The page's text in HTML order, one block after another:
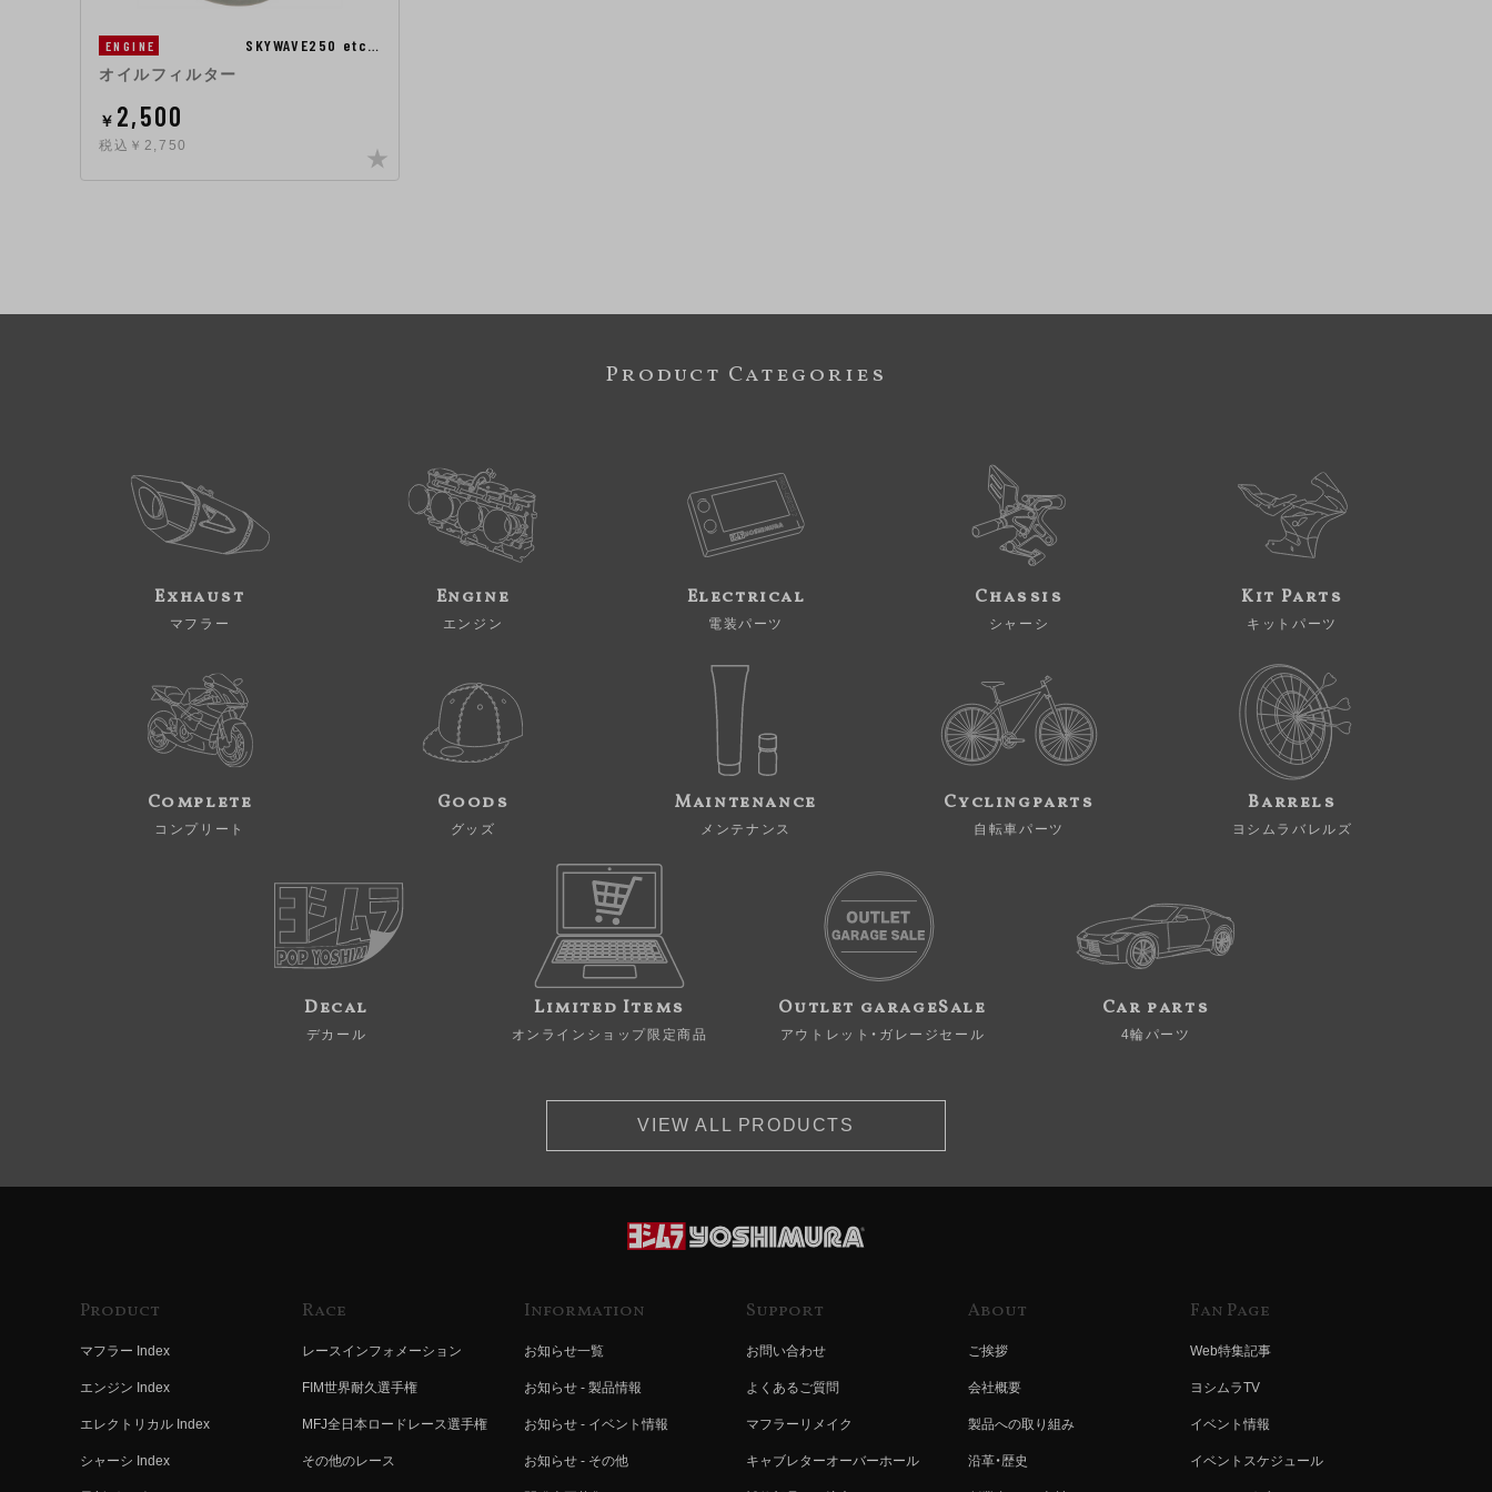
ENGINE SKYWAVE250 etc…
オイルフィルター
￥ 2,500
税込￥2,750
Product Categories
Exhaust
マフラー
Engine
エンジン
Electrical
電装パーツ
Chassis
シャーシ
Kit Parts
キットパーツ
Complete
コンプリート
Goods
グッズ
Maintenance
メンテナンス
Cyclingparts
自転車パーツ
Barrels
ヨシムラバレルズ
Decal
デカール
Limited Items
オンラインショップ限定商品
Outlet garageSale
アウトレット・ガレージセール
Car parts
4輪パーツ
VIEW ALL PRODUCTS
Product
マフラー Index
エンジン Index
エレクトリカル Index
シャーシ Index
Race
レースインフォメーション
FIM世界耐久選手権
MFJ全日本ロードレース選手権
その他のレース
Information
お知らせ一覧
お知らせ - 製品情報
お知らせ - イベント情報
お知らせ - その他
Support
お問い合わせ
よくあるご質問
マフラーリメイク
キャブレターオーバーホール
About
ご挨拶
会社概要
製品への取り組み
沿革・歴史
Fan Page
Web特集記事
ヨシムラTV
イベント情報
イベントスケジュール